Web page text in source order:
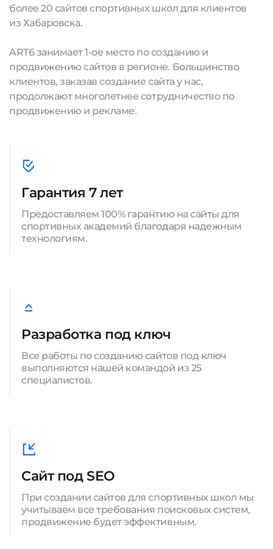
более 20 сайтов спортивных школ для клиентов
из Хабаровска.
ART6 занимает 1-ое место по созданию и
продвижению сайтов в регионе. Большинство
клиентов, заказав создание сайта у нас,
продолжают многолетнее сотрудничество по
продвижению и рекламе.
Гарантия 7 лет
Предоставляем 100% гарантию на сайты для
спортивных академий благодаря надежным
технологиям.
Разработка под ключ
Все работы по созданию сайтов под ключ
выполняются нашей командой из 25
специалистов.
Сайт под SEO
При создании сайтов для спортивных школ мы
учитываем все требования поисковых систем,
продвижение будет эффективным.